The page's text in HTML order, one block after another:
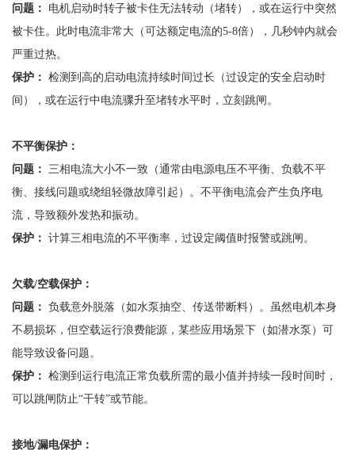
问题：
电机启动时转子被卡住无法转动（堵转），或在运行中突然
被卡住。此时电流非常大（可达额定电流的5-8倍），几秒钟内就会
严重过热。
保护： 检测到高的启动电流持续时间过长（过设定的安全启动时
间），或在运行中电流骤升至堵转水平时，立刻跳闸。
不平衡保护：
问题：
三相电流大小不一致（通常由电源电压不平衡、负载不平
衡、接线问题或绕组轻微故障引起）。不平衡电流会产生负序电
流，导致额外发热和振动。
保护： 计算三相电流的不平衡率，过设定阈值时报警或跳闸。
欠载/空载保护：
问题： 负载意外脱落（如水泵抽空、传送带断料）。虽然电机本身
不易损坏，但空载运行浪费能源，某些应用场景下（如潜水泵）可
能导致设备问题。
保护： 检测到运行电流正常负载所需的最小值并持续一段时间时，
可以跳闸防止“干转”或节能。
接地/漏电保护：